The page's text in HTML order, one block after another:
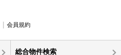
会員規約
総合物件検索